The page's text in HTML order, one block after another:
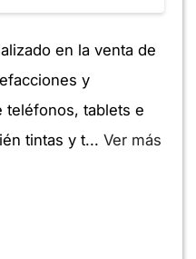
en la venta de
y
teléfonos, tablets e
tintas y t... Ver más